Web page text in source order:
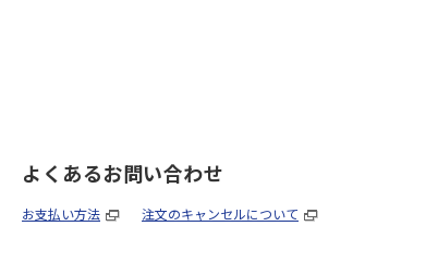
よくあるお問い合わせ
お支払い方法 注文のキャンセルについて